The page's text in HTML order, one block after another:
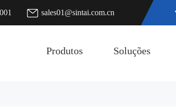
sales01@sintai.com.cn
Produtos Soluções